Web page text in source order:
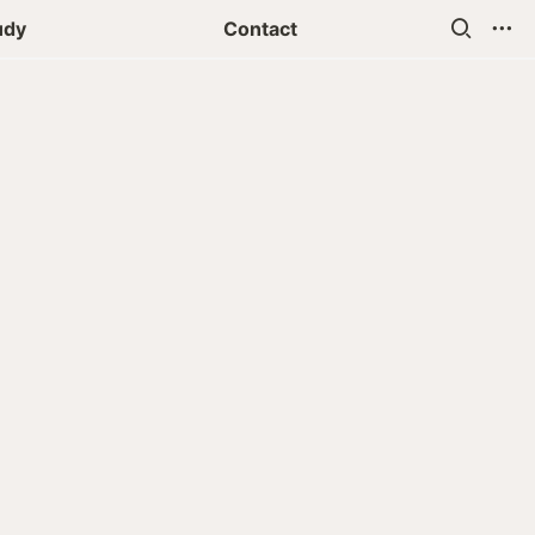
Contact